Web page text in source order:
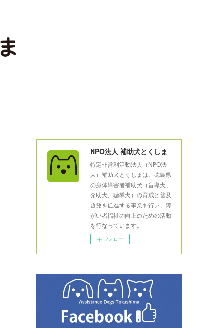
NPO法人 補助犬とくしま
特定非営利活動法人（NPO法
人）補助犬とくしまは、徳島県
の身体障害者補助犬（盲導犬、
介助犬、聴導犬）の育成と普及
啓発を促進する事業を行い、障
がい者福祉の向上のための活動
を行なっています。
フォロー